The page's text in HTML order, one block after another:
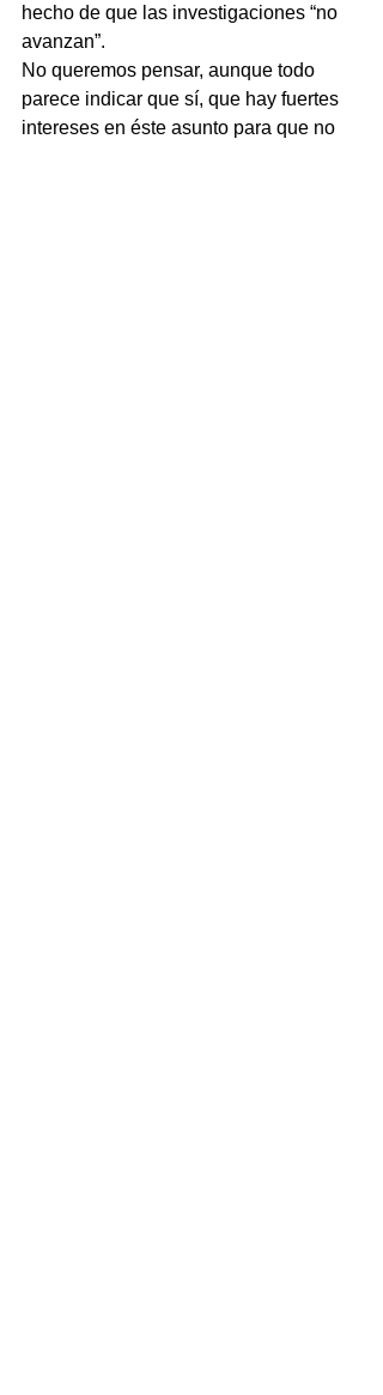
hecho de que las investigaciones “no
avanzan”.
No queremos pensar, aunque todo
parece indicar que sí, que hay fuertes
intereses en éste asunto para que no